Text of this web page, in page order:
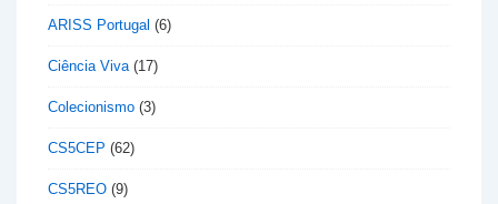
ARISS Portugal (6)
Ciência Viva(17)
Colecionismo (3)
CS5CEP (62)
CS5REO (9)